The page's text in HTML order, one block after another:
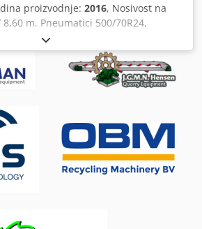
proizvodnje: 2016, Nosivost na
m. Pneumatici 500/70R24,
30%. Hidraulični protok 176
stakla / prozori. Chedpfsr